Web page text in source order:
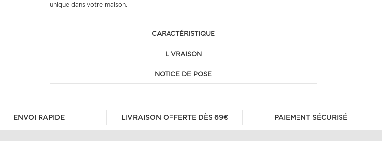
unique dans votre maison.
CARACTÉRISTIQUE
LIVRAISON
NOTICE DE POSE
ENVOI RAPIDE LIVRAISON OFFERTE DÈS 69€ PAIEMENT SÉCURISÉ